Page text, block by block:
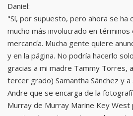
Daniel:
"Sí, por supuesto, pero ahora se ha
mucho más involucrado en
mercancía. Mucha gente quiere
y en la página. No podría hacerlo
gracias a mi madre Tammy Torres,
tercer grado) Samantha Sánchez y a
Andre que se encarga de la
Murray de Murray Marine Key West